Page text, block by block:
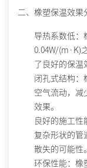
二、橡塑保温效果
导热系数低：
0.04W/(m·K)
了良好的保温
闭孔式结构 ：
空气流动，减
效果。
良好的施工性
复杂形状的管
散失的可能性。
环保性能：橡